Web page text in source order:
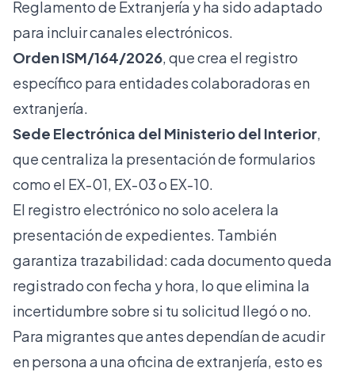
Reglamento de Extranjería y ha sido adaptado
para incluir canales electrónicos.
Orden ISM/164/2026, que crea el registro
específico para entidades colaboradoras en
extranjería.
Sede Electrónica del Ministerio del Interior,
que centraliza la presentación de formularios
como el EX-01, EX-03 o EX-10.
El registro electrónico no solo acelera la
presentación de expedientes. También
garantiza trazabilidad: cada documento queda
registrado con fecha y hora, lo que elimina la
incertidumbre sobre si tu solicitud llegó o no.
Para migrantes que antes dependían de acudir
en persona a una oficina de extranjería, esto es